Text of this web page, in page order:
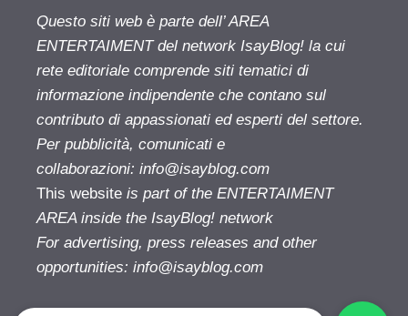
Questo siti web è parte dell’ AREA
ENTERTAIMENT del network IsayBlog! la cui
rete editoriale comprende siti tematici di
informazione indipendente che contano sul
contributo di appassionati ed esperti del settore.
Per pubblicità, comunicati e
collaborazioni: info@isayblog.com
This website is part of the ENTERTAIMENT
AREA inside the IsayBlog! network
For advertising, press releases and other
opportunities: info@isayblog.com